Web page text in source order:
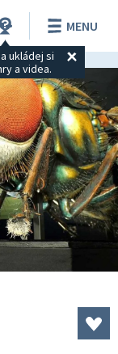
ukládej si
a videa.
MENU